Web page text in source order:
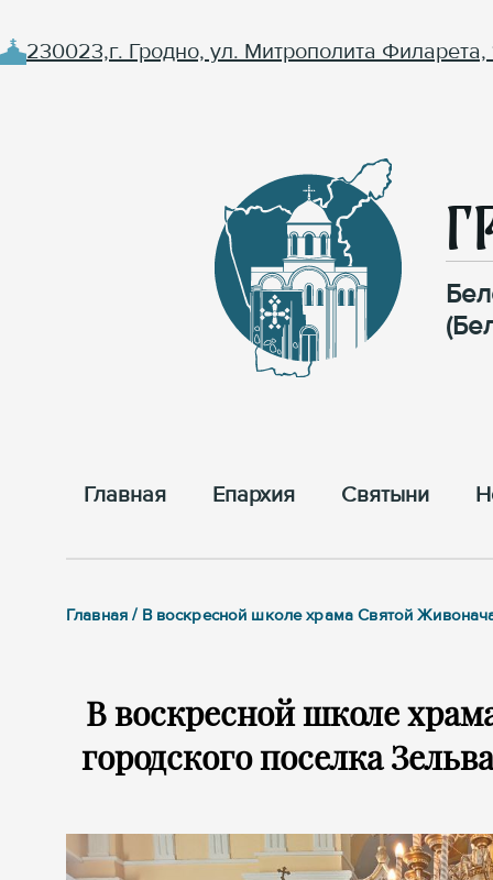
230023,г. Гродно, ул. Митрополита Филарета,
Главная Епархия Cвятыни
Главная / В воскресной школе храма Святой
В воскресной школе
городского поселка